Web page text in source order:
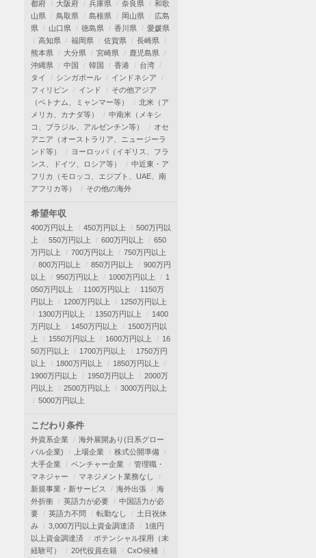
都府
大阪府 兵庫県 奈良県
和歌
山県
鳥取県 島根県 岡山県
広島
県
山口県 徳島県 香川県
愛媛県
高知県
福岡県 佐賀県
長崎県
熊本県
大分県 宮崎県
鹿児島県
沖縄県
中国 韓国 香港
台湾
タイ
シンガポール
インドネシア
フィリピン
インド
その他アジア
（ベトナム、ミャンマー等）
北米（ア
メリカ、カナダ等）
中南米（メキシ
コ、ブラジル、アルゼンチン等）
オセ
アニア（オーストラリア、ニュージーラ
ンド等）
ヨーロッパ（イギリス、フラ
ンス、ドイツ、ロシア等）
中近東・ア
フリカ（モロッコ、エジプト、UAE、南
アフリカ等）
その他の海外
希望年収
400万円以上 450万円以上
500万円以
上
550万円以上 600万円以上
650
万円以上
700万円以上
750万円以上
800万円以上
850万円以上
900万円
以上
950万円以上 1000万円以上
1
050万円以上
1100万円以上
1150万
円以上
1200万円以上
1250万円以上
1300万円以上
1350万円以上
1400
万円以上
1450万円以上
1500万円以
上
1550万円以上 1600万円以上
16
50万円以上
1700万円以上
1750万円
以上
1800万円以上
1850万円以上
1900万円以上
1950万円以上
2000万
円以上
2500万円以上
3000万円以上
5000万円以上
こだわり条件
外資系企業
海外展開あり(日系グロー
バル企業)
上場企業
株式公開準備
大手企業
ベンチャー企業
管理職・
マネジャー
マネジメント業務なし
新規事業・新サービス
海外出張
海
外折衝
英語力が必要
中国語力が必
要
英語力不問 転勤なし
土日祝休
み
3,000万円以上資金調達済
1億円
以上資金調達済
ポテンシャル採用（未
経験可）
20代役員在籍
CxO候補